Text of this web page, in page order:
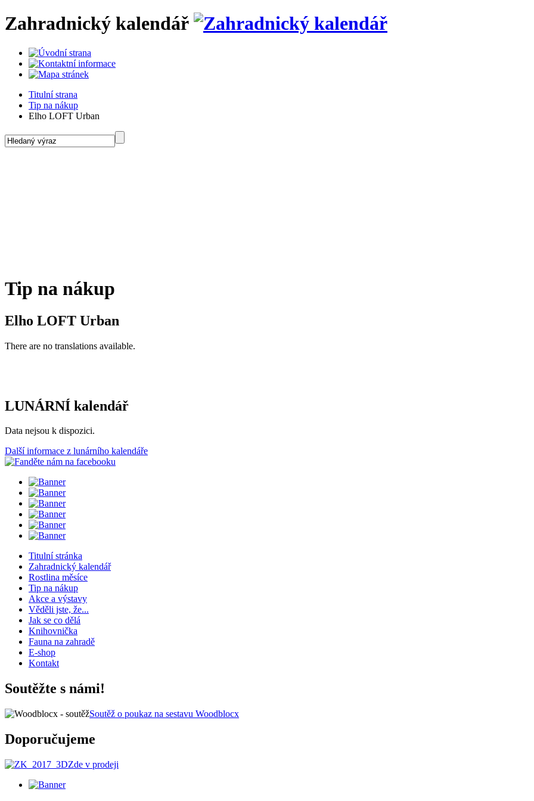
Zahradnický kalendář
Titulní strana
Tip na nákup
Elho LOFT Urban
Tip na nákup
Elho LOFT Urban
There are no translations available.
LUNÁRNÍ kalendář
Data nejsou k dispozici.
Další informace z lunárního kalendáře
Titulní stránka
Zahradnický kalendář
Rostlina měsíce
Tip na nákup
Akce a výstavy
Věděli jste, že...
Jak se co dělá
Knihovnička
Fauna na zahradě
E-shop
Kontakt
Soutěžte s námi!
Soutěž o poukaz na sestavu Woodblocx
Doporučujeme
Zde v prodeji